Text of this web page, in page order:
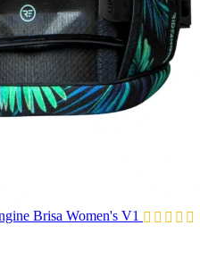
Brisa Women's V1